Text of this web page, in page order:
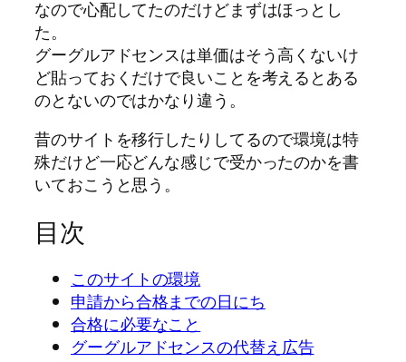
なので心配してたのだけどまずはほっとし
た。
グーグルアドセンスは単価はそう高くないけ
ど貼っておくだけで良いことを考えるとある
のとないのではかなり違う。
昔のサイトを移行したりしてるので環境は特
殊だけど一応どんな感じで受かったのかを書
いておこうと思う。
目次
このサイトの環境
申請から合格までの日にち
合格に必要なこと
グーグルアドセンスの代替え広告